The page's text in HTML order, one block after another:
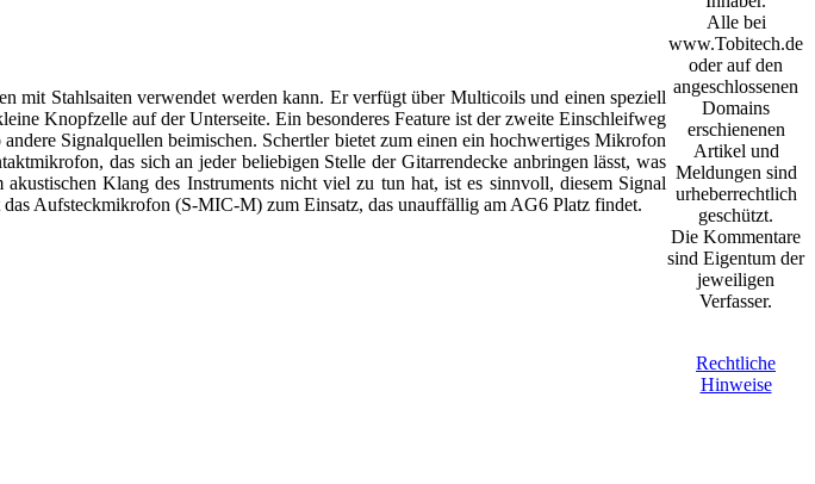
mit Stahlsaiten verwendet werden kann. Er verfügt über Multicoils und einen speziell
Knopfzelle auf der Unterseite. Ein besonderes Feature ist der zweite Einschleifweg
Signalquellen beimischen. Schertler bietet zum einen ein hochwertiges Mikrofon
das sich an jeder beliebigen Stelle der Gitarrendecke anbringen lässt, was
Klang des Instruments nicht viel zu tun hat, ist es sinnvoll, diesem Signal
Aufsteckmikrofon (S-MIC-M) zum Einsatz, das unauffällig am AG6 Platz findet.
Alle bei
www.Tobitech.de
oder auf den
angeschlossenen
Domains
erschienenen
Artikel und
Meldungen sind
urheberrechtlich
geschützt.
Die Kommentare
sind Eigentum der
jeweiligen
Verfasser.
Rechtliche
Hinweise